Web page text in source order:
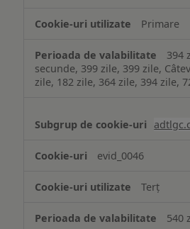
Primare
394
secunde, 399 zile, 399 zile,
zile, 182 zile, 364 zile, 394 zile,
evid_0046
Terț
540